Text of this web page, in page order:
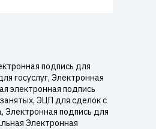
подпись для
госуслуг, Электронная
электронная подпись
ЭЦП для сделок с
Электронная подпись для
Электронная